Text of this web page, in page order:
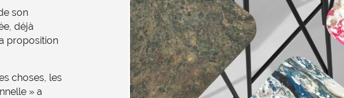
son
déjà
proposition
choses, les
» a